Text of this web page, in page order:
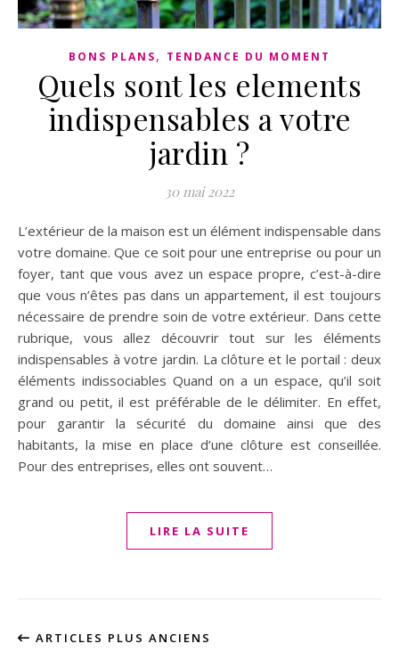
BONS PLANS, TENDANCE DU MOMENT
Quels sont les elements
indispensables a votre
jardin ?
30 mai 2022
L’extérieur de la maison est un élément indispensable dans
votre domaine. Que ce soit pour une entreprise ou pour un
foyer, tant que vous avez un espace propre, c’est-à-dire
que vous n’êtes pas dans un appartement, il est toujours
nécessaire de prendre soin de votre extérieur. Dans cette
rubrique, vous allez découvrir tout sur les éléments
indispensables à votre jardin. La clôture et le portail : deux
éléments indissociables Quand on a un espace, qu’il soit
grand ou petit, il est préférable de le délimiter. En effet,
pour garantir la sécurité du domaine ainsi que des
habitants, la mise en place d’une clôture est conseillée.
Pour des entreprises, elles ont souvent…
LIRE LA SUITE
ARTICLES PLUS ANCIENS